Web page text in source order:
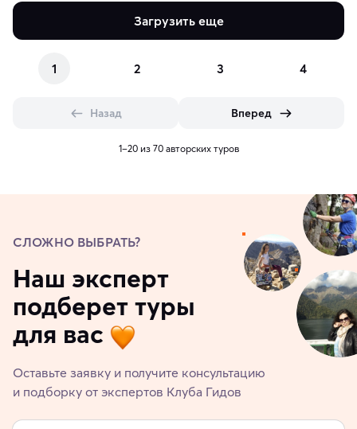
Загрузить еще
1 2 3 4
Назад Вперед
1–20 из 70 авторских туров
СЛОЖНО ВЫБРАТЬ?
Наш эксперт
подберет туры
для вас
Оставьте заявку и получите консультацию
и подборку от экспертов Клуба Гидов